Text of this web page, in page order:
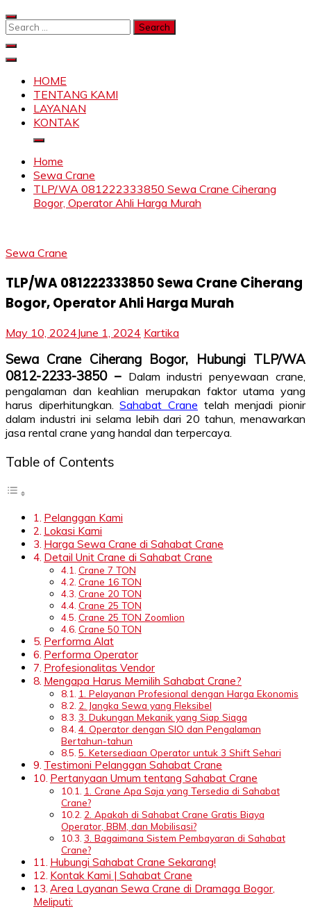
Skip
to
Search
SKYLIFTHOME
TENTANG KAMI
LAYANAN
KONTAK
Home
Sewa Crane
TLP/WA 081222333850 Sewa Crane Ciherang
Bogor, Operator Ahli Harga Murah
Sewa Crane
TLP/WA 081222333850 Sewa Crane Ciherang
Bogor, Operator Ahli Harga Murah
May 10, 2024June 1, 2024 Kartika
Sewa Crane Ciherang Bogor, Hubungi TLP/WA
0812-2233-3850 – Dalam industri penyewaan crane,
pengalaman dan keahlian merupakan faktor utama yang
harus diperhitungkan.Sahabat Crane telah menjadi pionir
dalam industri ini selama lebih dari 20 tahun, menawarkan
jasa rental crane yang handal dan terpercaya.
Table of Contents
Pelanggan Kami
Lokasi Kami
Harga Sewa Crane di Sahabat Crane
Detail Unit Crane di Sahabat Crane
Crane 7 TON
Crane 16 TON
Crane 20 TON
Crane 25 TON
Crane 25 TON Zoomlion
Crane 50 TON
Performa Alat
Performa Operator
Profesionalitas Vendor
Mengapa Harus Memilih Sahabat Crane?
1. Pelayanan Profesional dengan Harga Ekonomis
2. Jangka Sewa yang Fleksibel
3. Dukungan Mekanik yang Siap Siaga
4. Operator dengan SIO dan Pengalaman
Bertahun-tahun
5. Ketersediaan Operator untuk 3 Shift Sehari
Testimoni Pelanggan Sahabat Crane
Pertanyaan Umum tentang Sahabat Crane
1. Crane Apa Saja yang Tersedia di Sahabat
Crane?
2. Apakah di Sahabat Crane Gratis Biaya
Operator, BBM, dan Mobilisasi?
3. Bagaimana Sistem Pembayaran di Sahabat
Crane?
Hubungi Sahabat Crane Sekarang!
Kontak Kami | Sahabat Crane
Area Layanan Sewa Crane di Dramaga Bogor,
Meliputi: